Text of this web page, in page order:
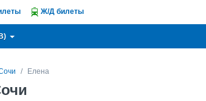
Ж/Д билеты
Елена